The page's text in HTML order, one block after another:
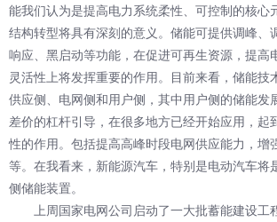
能我们认为是提高电力系统柔性、可控制的核心
结构转型将具有深刻的意义。储能可提供调峰、
响应、黑启动等功能，在促进可再生资源，提高
灵活性上将发挥重要的作用。目前来看，储能技
供应侧、电网侧和用户侧，其中用户侧的储能发
差价的杠杆引导，在很多地方已经开始应用，起
性的作用。包括提高高峰时段电网供应能力，增
等。在我看来，新能源汽车，特别是电动汽车将
侧储能装置。
上周国家电网公司启动了一大批蓄能建设工